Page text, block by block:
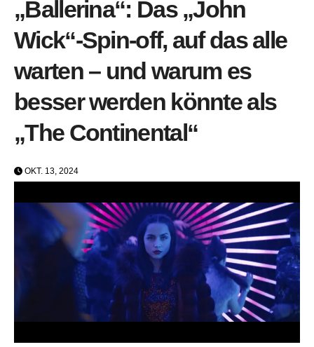
„Ballerina“: Das „John
Wick“-Spin-off, auf das alle
warten – und warum es
besser werden könnte als
„The Continental“
OKT. 13, 2024